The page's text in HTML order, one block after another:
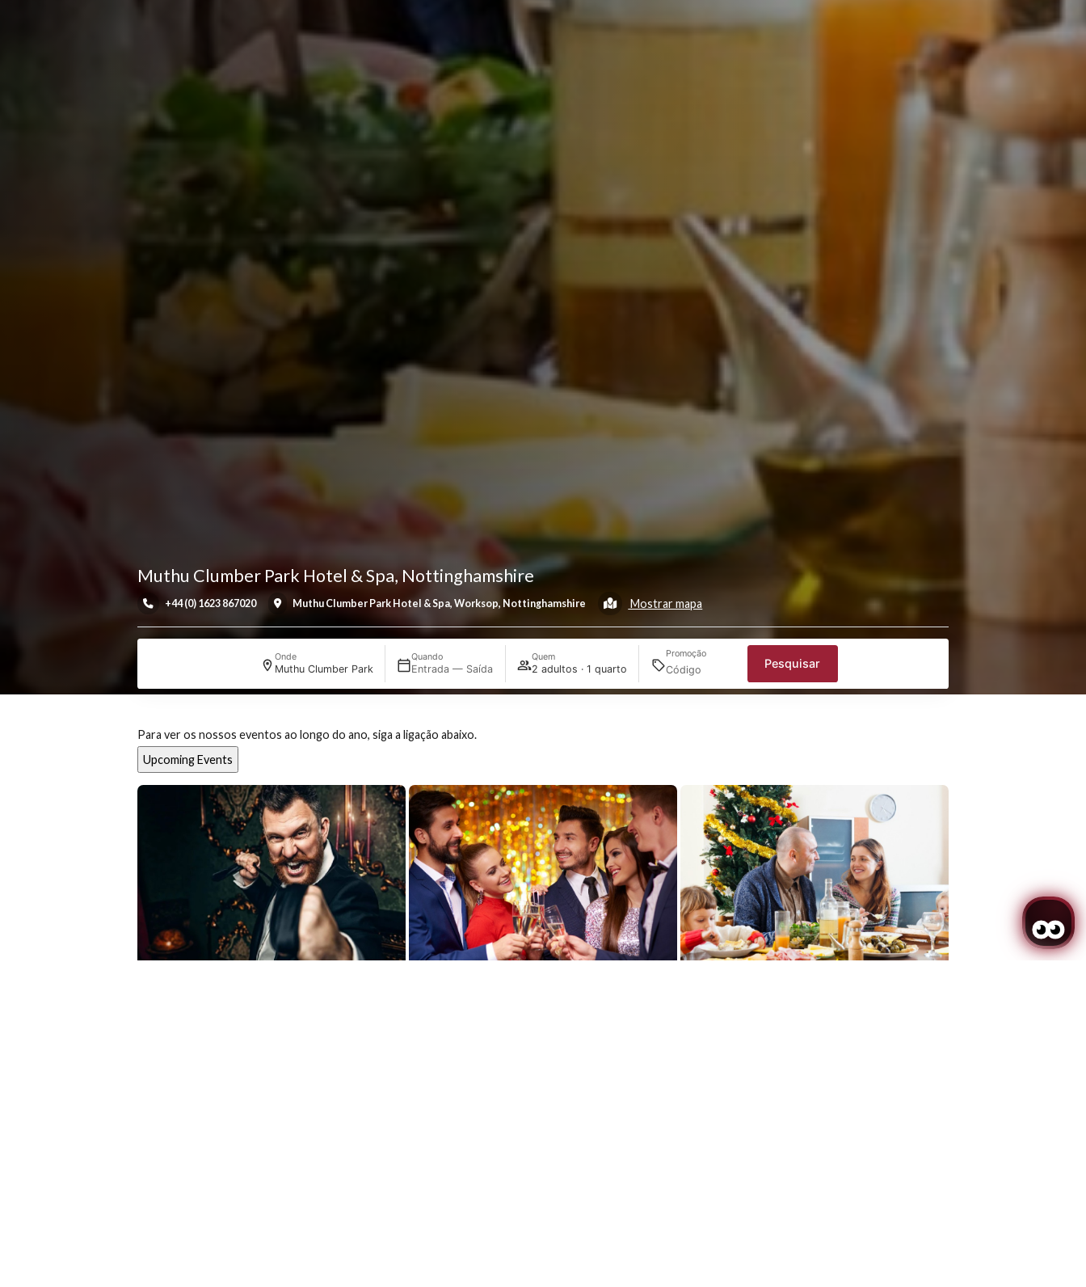
Muthu Clumber Park Hotel & Spa, Nottinghamshire
+44 (0) 1623 867020 Muthu Clumber Park Hotel & Spa, Worksop, Nottinghamshire Mostrar mapa
Onde
Muthu Clumber Park
Quando
Entrada — Saída
Quem
2 adultos · 1 quarto
Promoção
Pesquisar